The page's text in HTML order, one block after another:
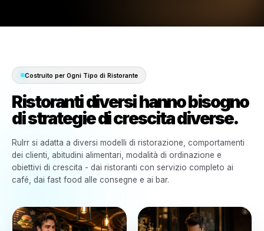
Costruito per Ogni Tipo di Ristorante